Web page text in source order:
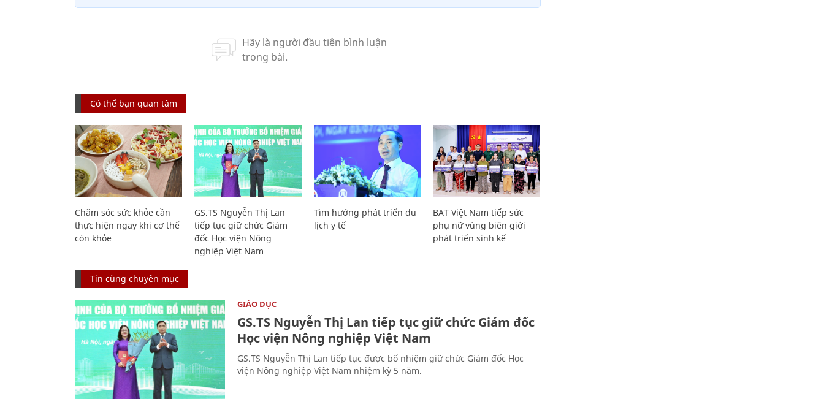
Có thể bạn quan tâm
Chăm sóc sức khỏe cần
thực hiện ngay khi cơ thể
còn khỏe
GS.TS Nguyễn Thị Lan
tiếp tục giữ chức Giám
đốc Học viện Nông
nghiệp Việt Nam
Tìm hướng phát triển du
lịch y tế
BAT Việt Nam tiếp sức
phụ nữ vùng biên giới
phát triển sinh kế
Tin cùng chuyên mục
GIÁO DỤC
GS.TS Nguyễn Thị Lan tiếp tục giữ chức Giám đốc
Học viện Nông nghiệp Việt Nam
GS.TS Nguyễn Thị Lan tiếp tục được bổ nhiệm giữ chức Giám đốc Học
viện Nông nghiệp Việt Nam nhiệm kỳ 5 năm.